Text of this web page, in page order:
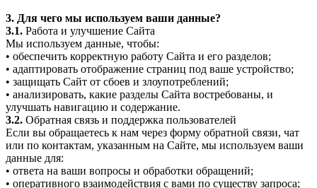
3. Для чего мы используем ваши данные?
3.1. Работа и улучшение Сайта
Мы используем данные, чтобы:
• обеспечить корректную работу Сайта и его разделов;
• адаптировать отображение страниц под ваше устройство;
• защищать Сайт от сбоев и злоупотреблений;
• анализировать, какие разделы Сайта востребованы, и
улучшать навигацию и содержание.
3.2. Обратная связь и поддержка пользователей
Если вы обращаетесь к нам через форму обратной связи, чат
или по контактам, указанным на Сайте, мы используем ваши
данные для:
• ответа на ваши вопросы и обработки обращений;
• оперативного взаимодействия с вами по существу запроса;